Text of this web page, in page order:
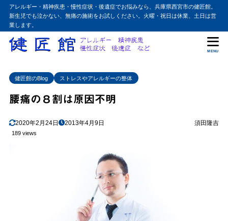
アレルギー・精神疾患・慢性症状・後遺症でお悩みなら、兵庫県西宮市の健匠館。
新生児でも泣かない、無痛の施術をお試しください。火曜・祝日は休業、土日は営
業します。
MENU
健匠館のBlog ストレスやアレルギーの整体
腰痛の８割は原因不明
2020年2月24日 2013年4月9日 須田隆吉
189 views